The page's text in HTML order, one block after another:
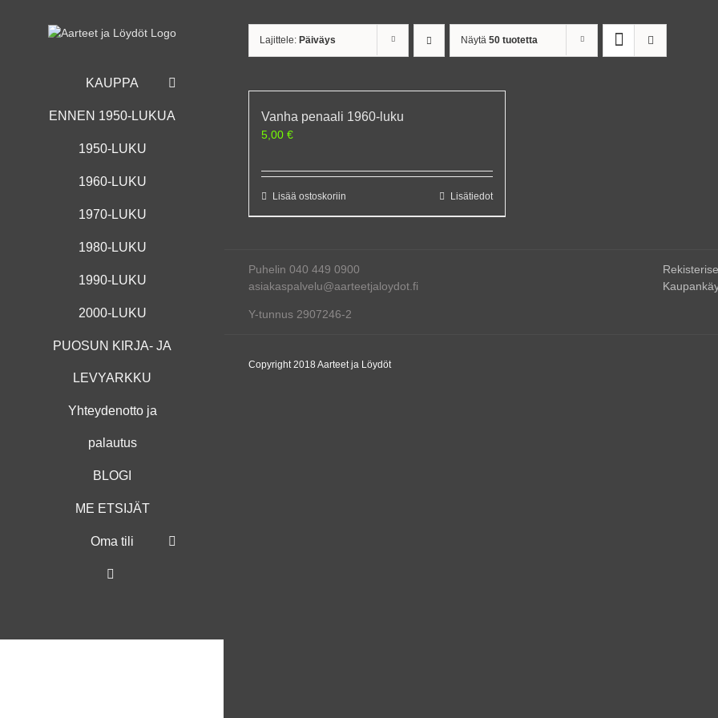
KAUPPA
ENNEN 1950-LUKUA
1950-LUKU
1960-LUKU
1970-LUKU
1980-LUKU
1990-LUKU
2000-LUKU
PUOSUN KIRJA- JA
LEVYARKKU
Yhteydenotto ja
palautus
BLOGI
ME ETSIJÄT
Oma tili
Lajittele: Päiväys Näytä 50 tuotetta
Vanha penaali 1960-luku
5,00 €
Lisää ostoskoriin Lisätiedot
Puhelin 040 449 0900
asiakaspalvelu@aarteetjaloydot.fi
Y-tunnus 2907246-2
Copyright 2018 Aarteet ja Löydöt